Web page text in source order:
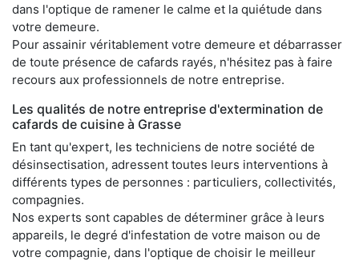
dans l'optique de ramener le calme et la quiétude dans
votre demeure.
Pour assainir véritablement votre demeure et débarrasser
de toute présence de cafards rayés, n'hésitez pas à faire
recours aux professionnels de notre entreprise.
Les qualités de notre entreprise d'extermination de
cafards de cuisine à Grasse
En tant qu'expert, les techniciens de notre société de
désinsectisation, adressent toutes leurs interventions à
différents types de personnes : particuliers, collectivités,
compagnies.
Nos experts sont capables de déterminer grâce à leurs
appareils, le degré d'infestation de votre maison ou de
votre compagnie, dans l'optique de choisir le meilleur